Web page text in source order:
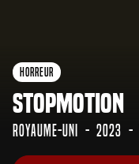
Horreur
Stopmotion
Royaume-Uni 2023